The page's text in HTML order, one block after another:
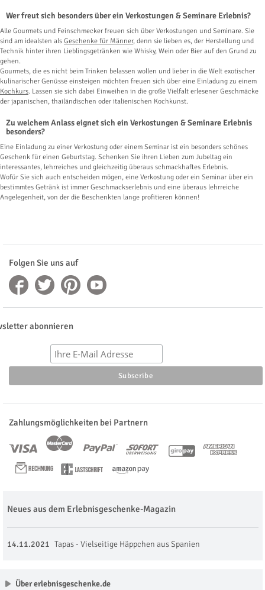
Wer freut sich besonders über ein Verkostungen & Seminare Erlebnis?
Alle Gourmets und Feinschmecker freuen sich über Verkostungen und Seminare. Sie
sind am idealsten als Geschenke für Männer, denn sie lieben es, der Herstellung und
Technik hinter ihren Lieblingsgetränken wie Whisky, Wein oder Bier auf den Grund zu
gehen.
Gourmets, die es nicht beim Trinken belassen wollen und lieber in die Welt exotischer
kulinarischer Genüsse einsteigen möchten freuen sich über eine Einladung zu einem
Kochkurs. Lassen sie sich dabei Einweihen in die große Vielfalt erlesener Geschmäcke
der japanischen, thailändischen oder italienischen Kochkunst.
Zu welchem Anlass eignet sich ein Verkostungen & Seminare Erlebnis
besonders?
Eine Einladung zu einer Verkostung oder einem Seminar ist ein besonders schönes
Geschenk für einen Geburtstag. Schenken Sie ihren Lieben zum Jubeltag ein
interessantes, lehrreiches und gleichzeitig überaus schmackhaftes Erlebnis.
Wofür Sie sich auch entscheiden mögen, eine Verkostung oder ein Seminar über ein
bestimmtes Getränk ist immer Geschmackserlebnis und eine überaus lehrreiche
Angelegenheit, von der die Beschenkten lange profitieren können!
Folgen Sie uns auf
abonnieren
Zahlungsmöglichkeiten bei Partnern
Neues aus dem Erlebnisgeschenke-Magazin
14.11.2021 Tapas - Vielseitige Häppchen aus Spanien
Über erlebnisgeschenke.de